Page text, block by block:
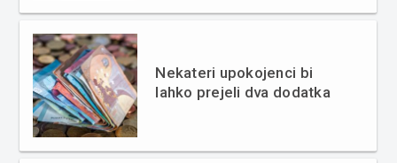
Nekateri upokojenci bi
lahko prejeli dva dodatka